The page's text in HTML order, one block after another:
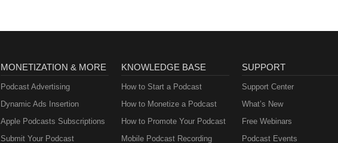
MONETIZATION & MORE
Podcast Advertising
Dynamic Ads Insertion
Apple Podcasts Subscriptions
Submit Your Podcast
KNOWLEDGE BASE
How to Start a Podcast
How to Monetize a Podcast
How to Promote Your Podcast
Mobile Podcast Recording
SUPPORT
Support Center
What’s New
Free Webinars
Podcast Events